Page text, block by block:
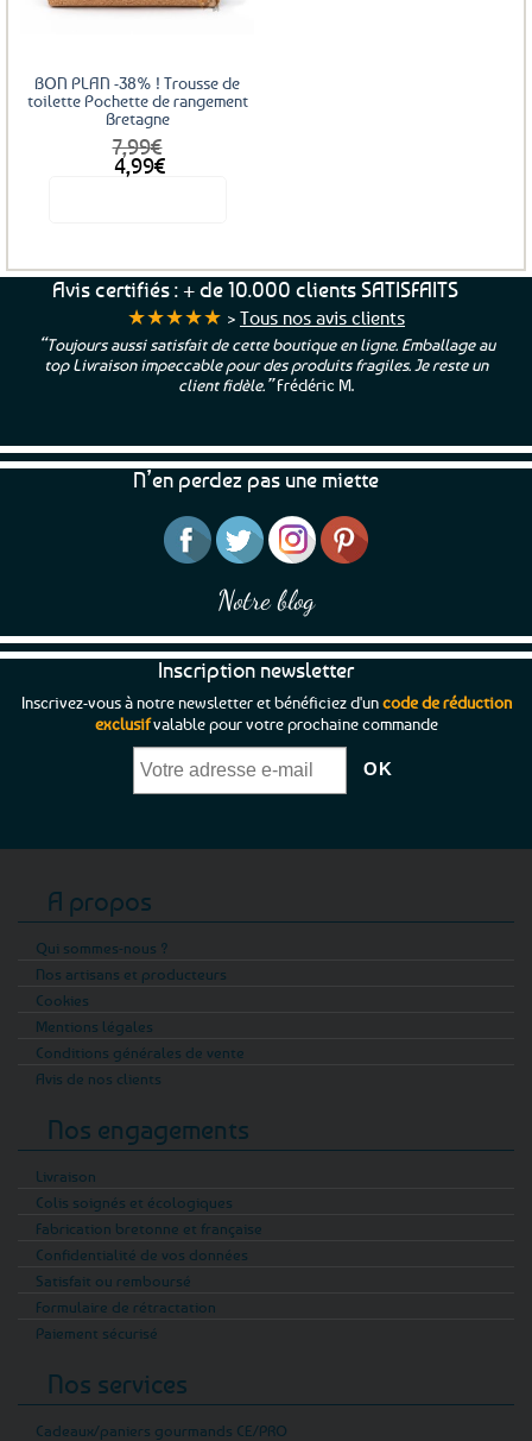
BON PLAN -38% ! Trousse de
toilette Pochette de rangement
Bretagne
7,99€
Le
prix
4,99€
Le
prix
Avis certifiés : + de 10.000 clients SATISFAITS
★★★★★ > Tous nos avis clients
“Toujours aussi satisfait de cette boutique en ligne. Emballage au
top Livraison impeccable pour des produits fragiles. Je reste un
client fidèle.”Frédéric M.
N’en perdez pas une miette
Notre blog
Inscription newsletter
Inscrivez-vous à notre newsletter et bénéficiez d'uncode de réduction
exclusifvalable pour votre prochaine commande
A propos
Qui sommes-nous ?
Nos artisans et producteurs
Cookies
Mentions légales
Conditions générales de vente
Avis de nos clients
Nos engagements
Livraison
Colis soignés et écologiques
Fabrication bretonne et française
Confidentialité de vos données
Satisfait ou remboursé
Formulaire de rétractation
Paiement sécurisé
Nos services
Cadeaux/paniers gourmands CE/PRO